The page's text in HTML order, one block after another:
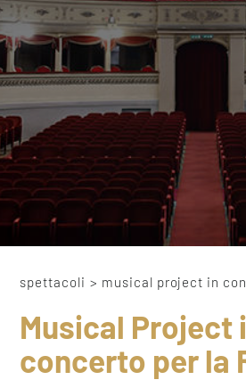
spettacoli > musical project in
Musical Project
concerto per la